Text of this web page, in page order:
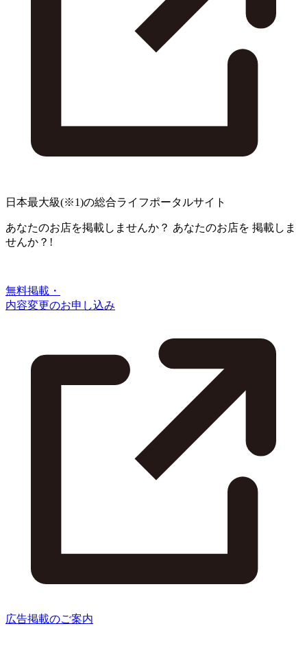
日本最大級(※1)の総合ライフポータルサイト
あなたのお店を掲載しませんか？ あなたのお店を 掲載しま
せんか？!
無料掲載・
内容変更のお申し込み
広告掲載のご案内